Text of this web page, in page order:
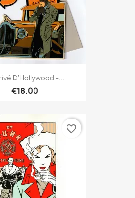
D'Hollywood -...
€18.00
favorite_border